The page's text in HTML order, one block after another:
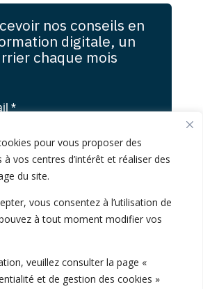
pour vous proposer des
vos centres d’intérêt et réaliser des
du site.
vous consentez à l’utilisation de
à tout moment modifier vos
veuillez consulter la page «
et de gestion des cookies »
nos conseils en
digitale, un
chaque mois
*
S’abonner
plus sur le traitement de vos
consulter notre
des données